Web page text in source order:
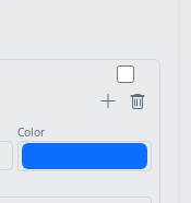
Color